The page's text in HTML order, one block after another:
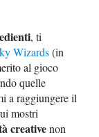
, ti
Wizards(in
al gioco
quelle
a raggiungere il
mostri
creativenon